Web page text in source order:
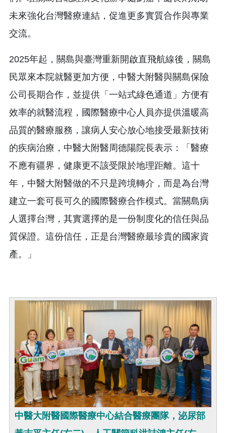
未來強化台灣醫療連結，促進更多實質合作與專業
交流。
2025年起，關島與臺灣重新開啟直飛航線後，關島
民眾來本院就醫更加方便，中醫大附醫與關島保險
公司長期合作，並提供「一站式綠色通道」方便有
效率的就醫流程，國際醫療中心人員亦提供溫暖高
品質的醫療服務，讓病人安心放心地接受最新技術
的疾病治療，中醫大附醫周德陽院長表示：「醫療
不應有疆界，健康更不該受限於地理距離。這十
年，中醫大附醫做的不只是跨境轉介，而是為台灣
建立一套可長可久的國際醫療合作模式。當關島病
人選擇台灣，其實選擇的是一份制度化的信任與品
質保證。這份信任，正是台灣醫療最珍貴的國家資
產。」
中醫大附醫國際醫療中心結合醫療團隊，泌尿部